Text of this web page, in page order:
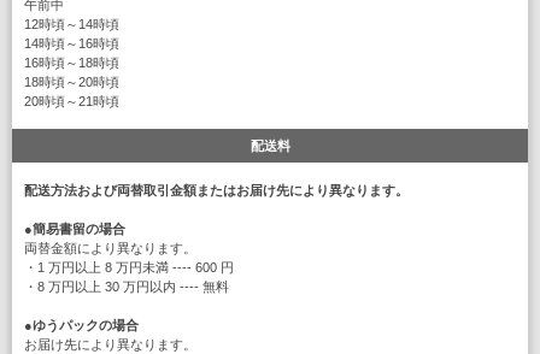
午前中
12時頃～14時頃
14時頃～16時頃
16時頃～18時頃
18時頃～20時頃
20時頃～21時頃
配送料
配送方法および両替取引金額またはお届け先により異なります。
●簡易書留の場合
両替金額により異なります。
・1 万円以上 8 万円未満 ---- 600 円
・8 万円以上 30 万円以内 ---- 無料
●ゆうパックの場合
お届け先により異なります。